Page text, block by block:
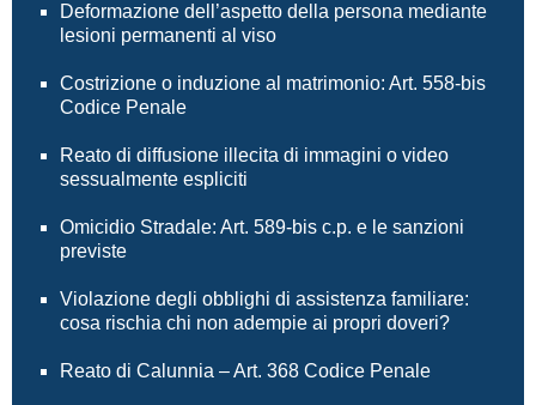
Deformazione dell’aspetto della persona mediante
lesioni permanenti al viso
Costrizione o induzione al matrimonio: Art. 558-bis
Codice Penale
Reato di diffusione illecita di immagini o video
sessualmente espliciti
Omicidio Stradale: Art. 589-bis c.p. e le sanzioni
previste
Violazione degli obblighi di assistenza familiare:
cosa rischia chi non adempie ai propri doveri?
Reato di Calunnia – Art. 368 Codice Penale